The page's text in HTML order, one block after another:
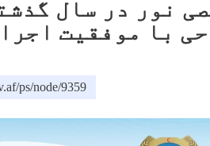
ps/node/9359